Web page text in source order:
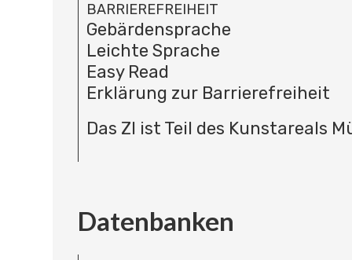
BARRIEREFREIHEIT
Gebärdensprache
Leichte Sprache
Easy Read
Erklärung zur Barrierefreiheit
Das ZI ist Teil des Kunstareals
Datenbanken